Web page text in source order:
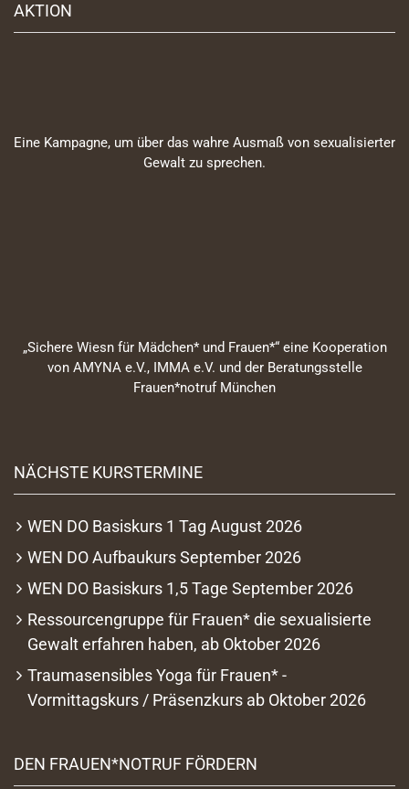
AKTION
Eine Kampagne, um über das wahre Ausmaß von sexualisierter
Gewalt zu sprechen.
„Sichere Wiesn für Mädchen* und Frauen*“ eine Kooperation
von AMYNA e.V., IMMA e.V. und der Beratungsstelle
Frauen*notruf München
NÄCHSTE KURSTERMINE
WEN DO Basiskurs 1 Tag August 2026
WEN DO Aufbaukurs September 2026
WEN DO Basiskurs 1,5 Tage September 2026
Ressourcengruppe für Frauen* die sexualisierte
Gewalt erfahren haben, ab Oktober 2026
Traumasensibles Yoga für Frauen* -
Vormittagskurs / Präsenzkurs ab Oktober 2026
DEN FRAUEN*NOTRUF FÖRDERN